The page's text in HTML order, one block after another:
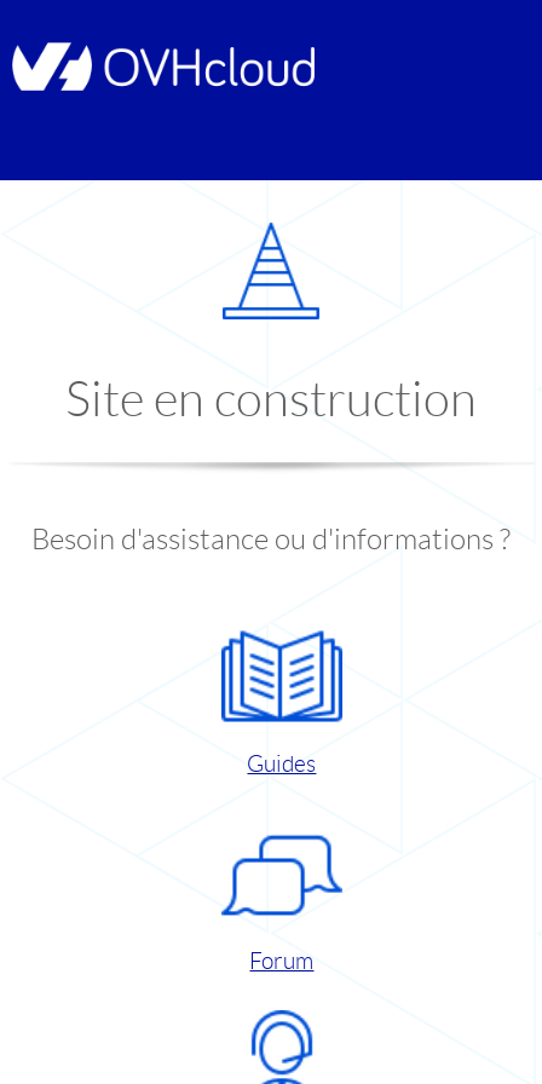
Site en construction
Besoin d'assistance ou d'informations ?
Guides
Forum